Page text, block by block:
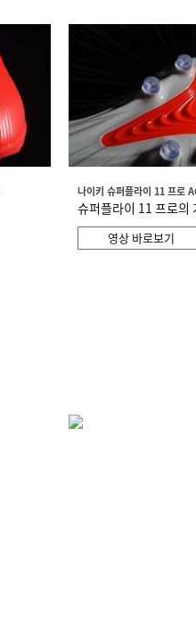
나이키 슈퍼플라이 11 프로
슈퍼플라이 11 프로의
영상 바로보기